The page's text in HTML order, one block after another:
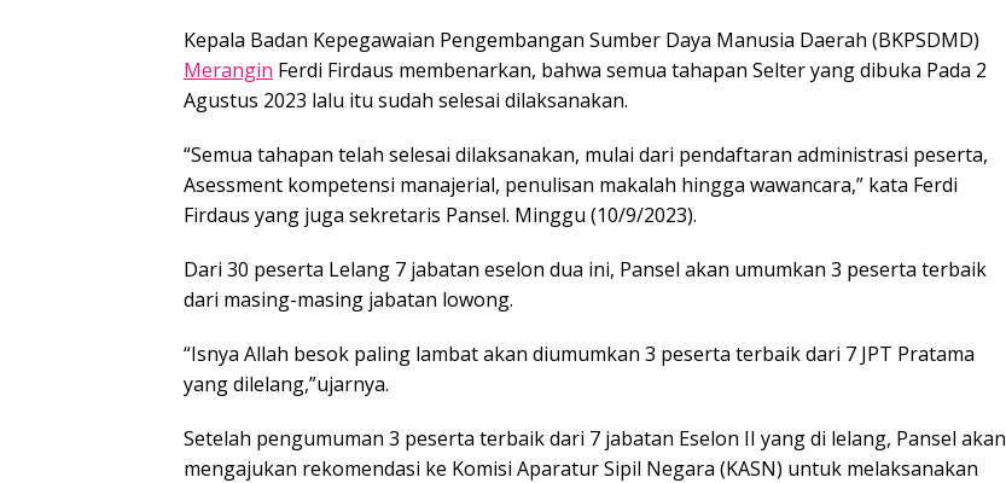
Kepala Badan Kepegawaian Pengembangan Sumber Daya Manusia Daerah (BKPSDMD)
Merangin Ferdi Firdaus membenarkan, bahwa semua tahapan Selter yang dibuka Pada 2
Agustus 2023 lalu itu sudah selesai dilaksanakan.
“Semua tahapan telah selesai dilaksanakan, mulai dari pendaftaran administrasi peserta,
Asessment kompetensi manajerial, penulisan makalah hingga wawancara,” kata Ferdi
Firdaus yang juga sekretaris Pansel. Minggu (10/9/2023).
Dari 30 peserta Lelang 7 jabatan eselon dua ini, Pansel akan umumkan 3 peserta terbaik
dari masing-masing jabatan lowong.
“Isnya Allah besok paling lambat akan diumumkan 3 peserta terbaik dari 7 JPT Pratama
yang dilelang,”ujarnya.
Setelah pengumuman 3 peserta terbaik dari 7 jabatan Eselon II yang di lelang, Pansel akan
mengajukan rekomendasi ke Komisi Aparatur Sipil Negara (KASN) untuk melaksanakan